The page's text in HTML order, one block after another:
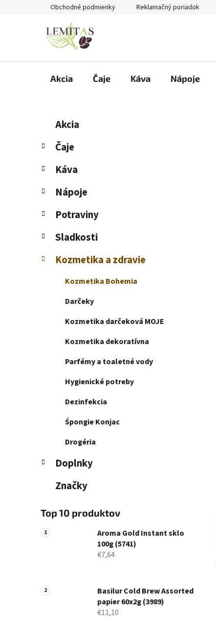
Obchodné podmienky Reklamačný poriadok
Akcia Čaje Káva Nápoje
č
ý
a
n
l
Preskočiť
kategórie
e
ó
i
Akcia
Čaje
Káva
Nápoje
Potraviny
Sladkosti
Kozmetika a zdravie
Kozmetika Bohemia
Darčeky
Kozmetika darčeková MOJE
Kozmetika dekoratívna
Parfémy a toaletné vody
Hygienické potreby
Dezinfekcia
Śpongie Konjac
Drogéria
Doplnky
Značky
Top 10 produktov
Aroma Gold Instant sklo
100g (5741)
€7,64
Basilur Cold Brew Assorted
papier 60x2g (3989)
€11,10